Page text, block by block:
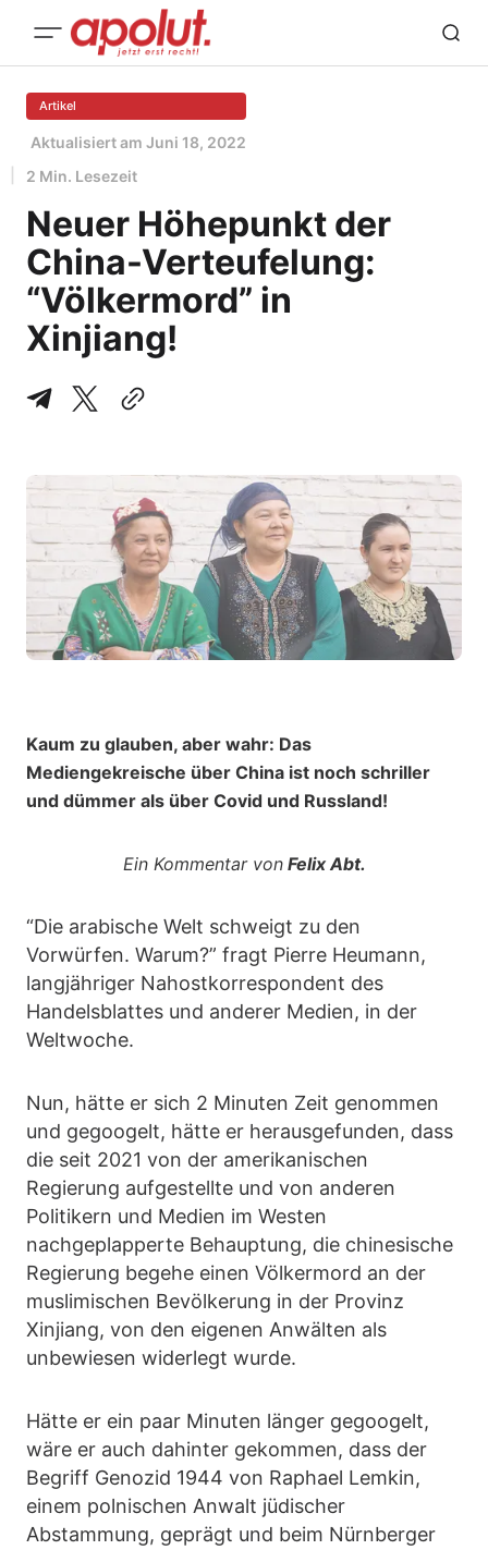
Artikel
Aktualisiert am Juni 18, 2022
2 Min. Lesezeit
Neuer Höhepunkt der
China-Verteufelung:
“Völkermord” in
Xinjiang!
Kaum zu glauben, aber wahr: Das
Mediengekreische über China ist noch schriller
und dümmer als über Covid und Russland!
Ein Kommentar vonFelix Abt.
“Die arabische Welt schweigt zu den
Vorwürfen. Warum?” fragt Pierre Heumann,
langjähriger Nahostkorrespondent des
Handelsblattes und anderer Medien, in der
Weltwoche.
Nun, hätte er sich 2 Minuten Zeit genommen
und gegoogelt, hätte er herausgefunden, dass
die seit 2021 von der amerikanischen
Regierung aufgestellte und von anderen
Politikern und Medien im Westen
nachgeplapperte Behauptung, die chinesische
Regierung begehe einen Völkermord an der
muslimischen Bevölkerung in der Provinz
Xinjiang, von den eigenen Anwälten als
unbewiesen widerlegt wurde.
Hätte er ein paar Minuten länger gegoogelt,
wäre er auch dahinter gekommen, dass der
Begriff Genozid 1944 von Raphael Lemkin,
einem polnischen Anwalt jüdischer
Abstammung, geprägt und beim Nürnberger